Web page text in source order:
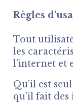
Règles
Tout
les
l’internet et
Qu’il est
qu’il fait